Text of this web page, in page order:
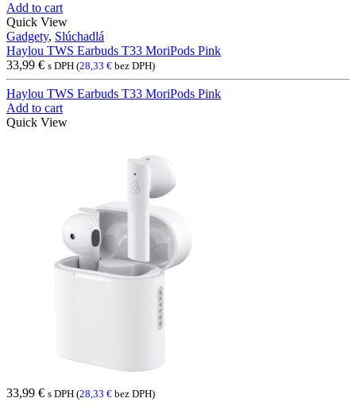
Add to cart
Quick View
Gadgety, Slúchadlá
Haylou TWS Earbuds T33 MoriPods Pink
33,99 € s DPH (28,33 € bez DPH)
Haylou TWS Earbuds T33 MoriPods Pink
Add to cart
Quick View
33,99 € s DPH (28,33 € bez DPH)